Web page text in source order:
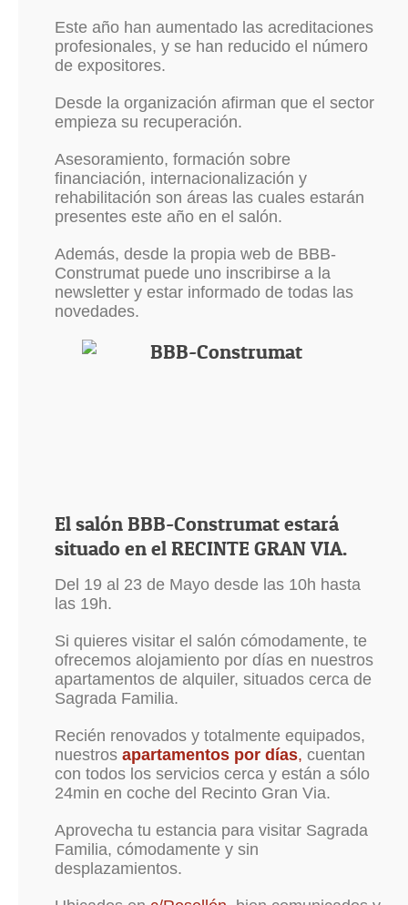
Este año han aumentado las acreditaciones
profesionales, y se han reducido el número
de expositores.
Desde la organización afirman que el sector
empieza su recuperación.
Asesoramiento, formación sobre
financiación, internacionalización y
rehabilitación son áreas las cuales estarán
presentes este año en el salón.
Además, desde la propia web de BBB-
Construmat puede uno inscribirse a la
newsletter y estar informado de todas las
novedades.
El salón BBB-Construmat estará
situado en el RECINTE GRAN VIA.
Del 19 al 23 de Mayo desde las 10h hasta
las 19h.
Si quieres visitar el salón cómodamente, te
ofrecemos alojamiento por días en nuestros
apartamentos de alquiler, situados cerca de
Sagrada Familia.
Recién renovados y totalmente equipados,
nuestros apartamentos por días, cuentan
con todos los servicios cerca y están a sólo
24min en coche del Recinto Gran Via.
Aprovecha tu estancia para visitar Sagrada
Familia, cómodamente y sin
desplazamientos.